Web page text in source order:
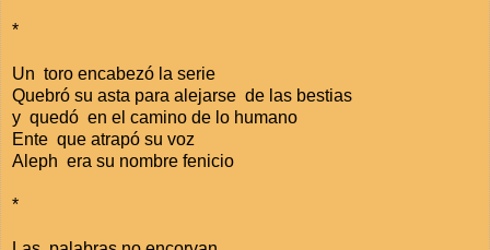
*
Un toro encabezó la serie
Quebró su asta para alejarse de las bestias
y quedó en el camino de lo humano
Ente que atrapó su voz
Aleph era su nombre fenicio
*